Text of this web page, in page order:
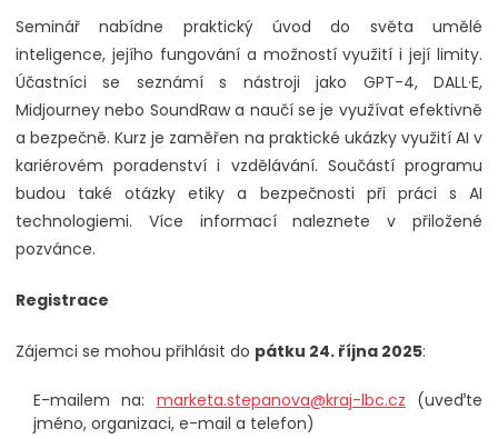
Seminář nabídne praktický úvod do světa umělé
inteligence, jejího fungování a možností využití i její limity.
Účastníci se seznámí s nástroji jako GPT-4, DALL·E,
Midjourney nebo SoundRaw a naučí se je využívat efektivně
a bezpečně. Kurz je zaměřen na praktické ukázky využití AI v
kariérovém poradenství i vzdělávání. Součástí programu
budou také otázky etiky a bezpečnosti při práci s AI
technologiemi. Více informací naleznete v přiložené
pozvánce.
Registrace
Zájemci se mohou přihlásit do pátku 24. října 2025:
E-mailem na: marketa.stepanova@kraj-lbc.cz (uveďte
jméno, organizaci, e-mail a telefon)